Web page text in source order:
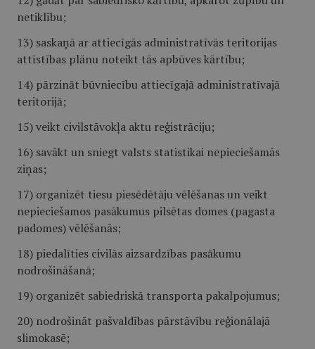
netiklību;
13) saskaņā ar attiecīgās administratīvās teritorijas
attīstības plānu noteikt tās apbūves kārtību;
14) pārzināt būvniecību attiecīgajā administratīvajā
teritorijā;
15) veikt civilstāvokļa aktu reģistrāciju;
16) savākt un sniegt valsts statistikai nepieciešamās
ziņas;
17) organizēt tiesu piesēdētāju vēlēšanas un veikt
nepieciešamos pasākumus pilsētas domes (pagasta
padomes) vēlēšanās;
18) piedalīties civilās aizsardzības pasākumu
nodrošināšanā;
19) organizēt sabiedriskā transporta pakalpojumus;
20) nodrošināt pašvaldības pārstāvību reģionālajā
slimokasē;